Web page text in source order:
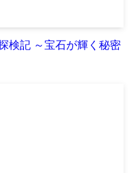
検記 ～宝石が輝く秘密